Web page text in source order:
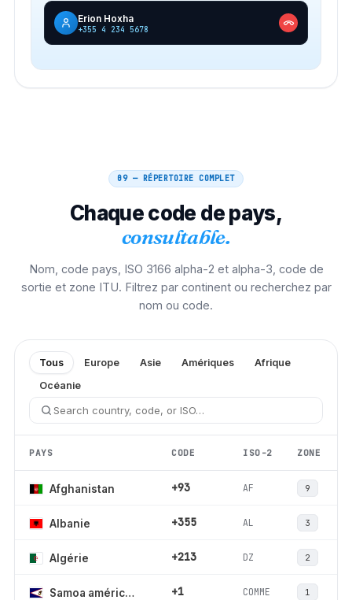
Erion Hoxha
+355 4 234 5678
09 — RÉPERTOIRE COMPLET
Chaque code de pays,
consultable.
Nom, code pays, ISO 3166 alpha-2 et alpha-3, code de
sortie et zone ITU. Filtrez par continent ou recherchez par
nom ou code.
Tous Europe Asie Amériques
Afrique
Océanie
PAYS CODE ISO-2 ZONE
Afghanistan +93 AF 9
Albanie +355 AL 3
Algérie +213 DZ 2
Samoa américaines +1 COMME 1